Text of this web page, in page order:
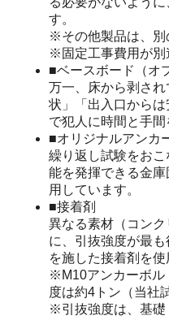
す。
※その他製品は、別
※固定工事費用が別
■ベースボード（オ
万一、床から剥さ
状」「出入口からは
で犯人に時間と手間
■オリジナルアンカ
繰り返し試験をお
能を発揮できる金
用しています。
■接着剤
異なる素材（コン
に、引抜強度が最
を施した接着剤を使
※M10アンカーボル
度は約4トン（当社
※引抜強度は、基礎